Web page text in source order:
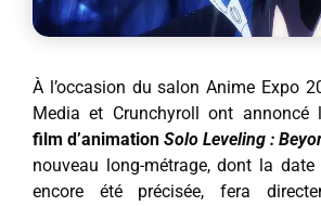
À l’occasion du salon Anime Expo
Media et Crunchyroll ont annoncé
film d’animation Solo Leveling :
nouveau long-métrage, dont la date
encore été précisée, fera